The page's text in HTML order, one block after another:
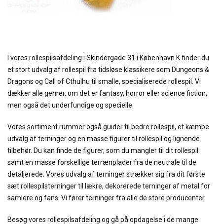
I vores rollespilsafdeling i Skindergade 31 i København K finder du
et stort udvalg af rollespil fra tidsløse klassikere som Dungeons &
Dragons og Call of Cthulhu til smalle, specialiserede rollespil. Vi
dækker alle genrer, om det er fantasy, horror eller science fiction,
men også det underfundige og specielle.
Vores sortiment rummer også guider til bedre rollespil, et kæmpe
udvalg af terninger og en masse figurer til rollespil og lignende
tilbehør. Du kan finde de figurer, som du mangler til dit rollespil
samt en masse forskellige terrænplader fra de neutrale til de
detaljerede. Vores udvalg af terninger strækker sig fra dit første
sæt rollespilsterninger til lækre, dekorerede terninger af metal for
samlere og fans. Vi fører terninger fra alle de store producenter.
Besøg vores rollespilsafdeling og gå på opdagelse i de mange